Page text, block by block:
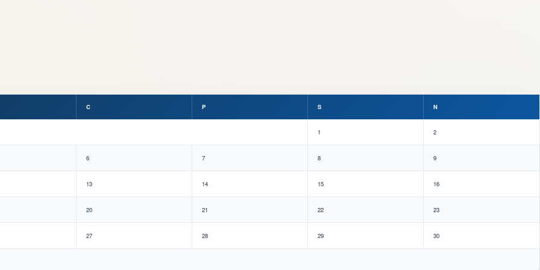
C P S N
1 2
6 7 8 9
13 14 15 16
20 21 22 23
27 28 29 30